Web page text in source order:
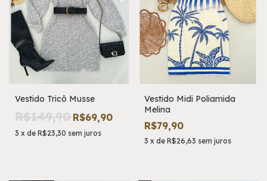
Vestido Tricô Musse
R$149,90 R$69,90
3 x de R$23,30 sem juros
Vestido Midi Poliamida
Melina
R$79,90
3 x de R$26,63 sem juros